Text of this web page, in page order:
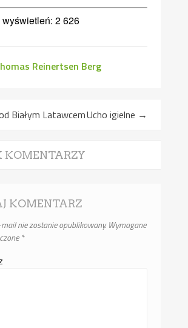
2 626
Reinertsen Berg
Białym LatawcemUcho igielne →
KOMENTARZY
KOMENTARZ
nie zostanie opublikowany.Wymagane
*